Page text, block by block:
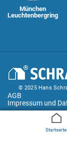
München
Leuchtenbergring
© 2025 Hans
AGB
Impressum und
Startseite